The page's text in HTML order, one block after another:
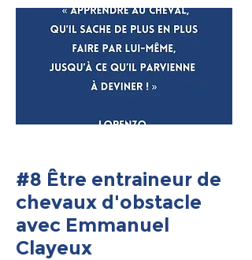
#8 Être entraineur de
chevaux d'obstacle
avec Emmanuel
Clayeux